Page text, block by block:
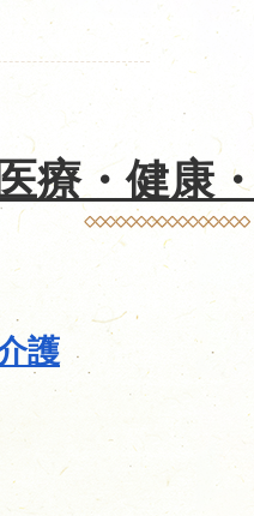
医療・健康
護